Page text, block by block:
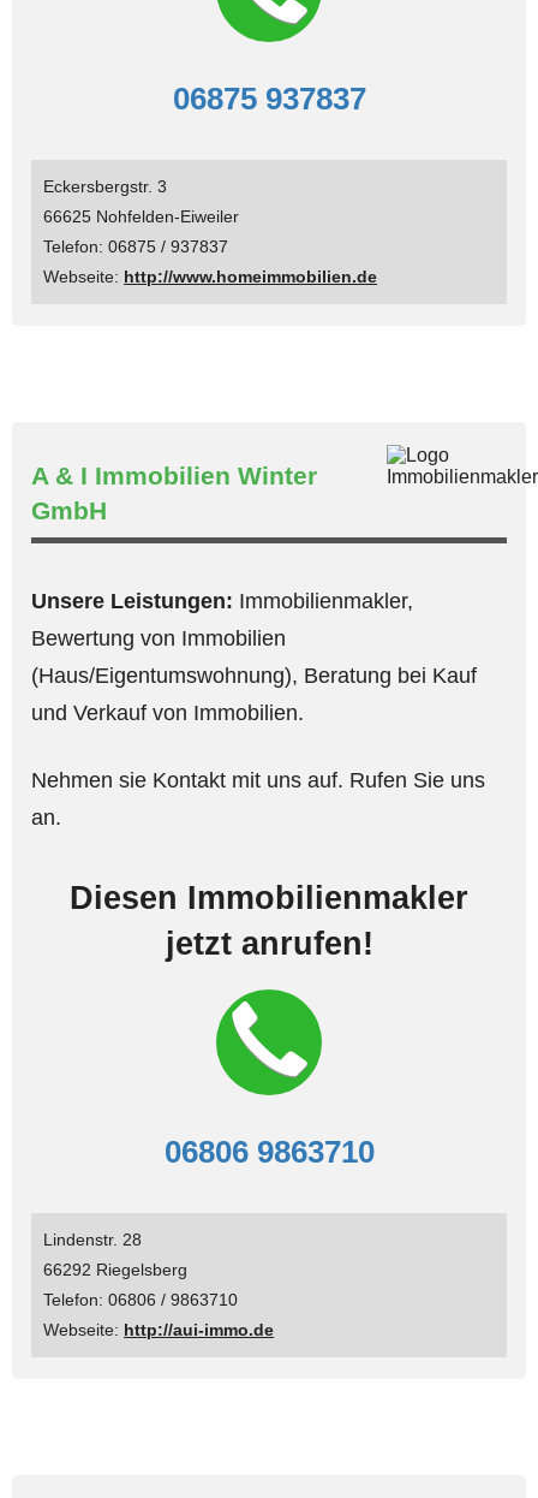
06875 937837
Eckersbergstr. 3
66625 Nohfelden-Eiweiler
Telefon: 06875 / 937837
Webseite: http://www.homeimmobilien.de
A & I Immobilien Winter
GmbH
Unsere Leistungen: Immobilienmakler,
Bewertung von Immobilien
(Haus/Eigentumswohnung), Beratung bei Kauf
und Verkauf von Immobilien.
Nehmen sie Kontakt mit uns auf. Rufen Sie uns
an.
Diesen Immobilienmakler
jetzt anrufen!
06806 9863710
Lindenstr. 28
66292 Riegelsberg
Telefon: 06806 / 9863710
Webseite: http://aui-immo.de